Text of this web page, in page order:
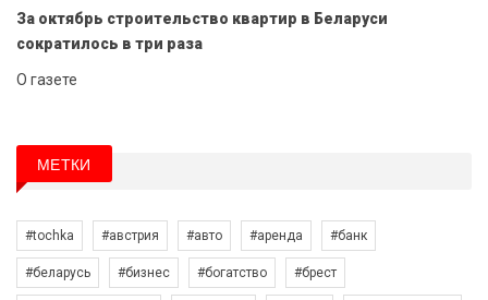
За октябрь строительство квартир в Беларуси
сократилось в три раза
О газете
МЕТКИ
#tochka #австрия #авто #аренда #банк
#беларусь #бизнес #богатство #брест